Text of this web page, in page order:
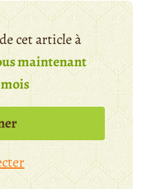
cet article à
maintenant